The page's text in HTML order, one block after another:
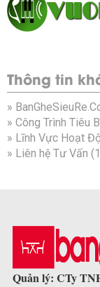
Thông tin
»
» Công Trình Tiêu
» Lĩnh Vực Hoạt
» Liên hệ Tư Vấn
Quản lý: CTy